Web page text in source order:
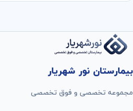
بیمارستان نور شهریار
مجموعه تخصصی و فوق تخصصی